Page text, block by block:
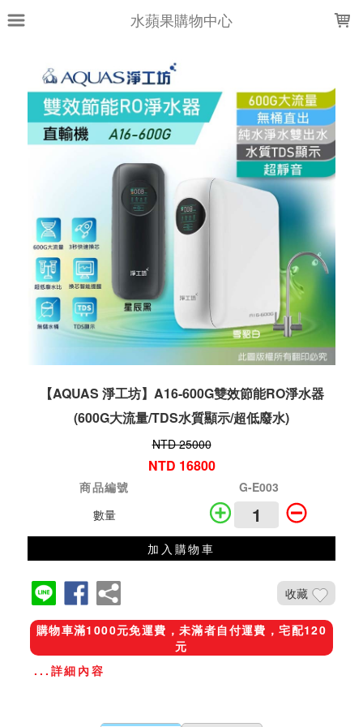
水蘋果購物中心
【AQUAS 淨工坊】A16-600G雙效節能RO淨水器
(600G大流量/TDS水質顯示/超低廢水)
NTD 25000
NTD 16800
商品編號
G-E003
數量
加入購物車
收藏
購物車滿1000元免運費，未滿者自付運費，宅配120
元
...詳細內容